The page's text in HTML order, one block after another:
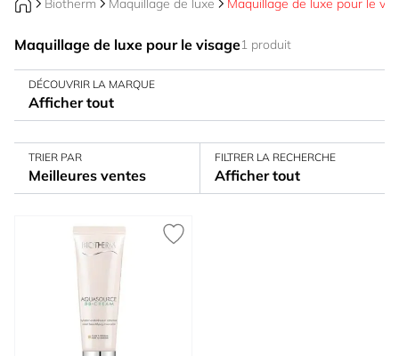
Biotherm Maquillage de luxe Maquillage de luxe pour le
Maquillage de luxe pour le visage1 produit
DÉCOUVRIR LA MARQUE
Afficher tout
TRIER PAR
Meilleures ventes
FILTRER LA RECHERCHE
Afficher tout